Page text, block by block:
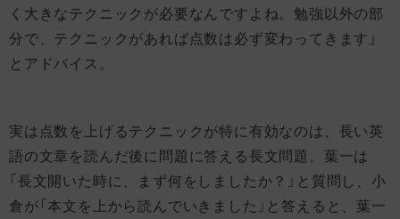
く大きなテクニックが必要なんですよね。勉強以外の部
分で、テクニックがあれば点数は必ず変わってきます」
とアドバイス。
実は点数を上げるテクニックが特に有効なのは、長い英
語の文章を読んだ後に問題に答える長文問題。葉一は
「長文開いた時に、まず何をしましたか？」と質問し、小
倉が「本文を上から読んでいきました」と答えると、葉一